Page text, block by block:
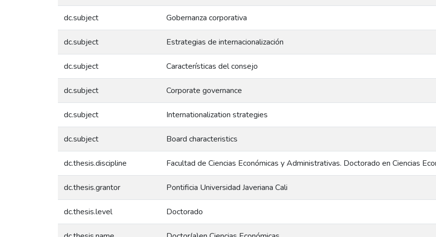
dc.subject Gobernanza corporativa
dc.subject Estrategias de internacionalización
dc.subject Características del consejo
dc.subject Corporate governance
dc.subject Internationalization strategies
dc.subject Board characteristics
dc.thesis.discipline Facultad de Ciencias Económicas y Administrativas. Doctorado en Ciencias
dc.thesis.grantor Pontificia Universidad Javeriana Cali
dc.thesis.level Doctorado